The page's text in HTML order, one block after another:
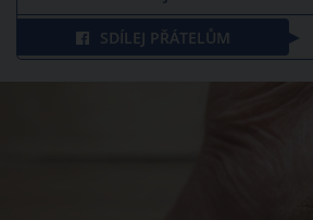
SDÍLEJ PŘÁTELŮM